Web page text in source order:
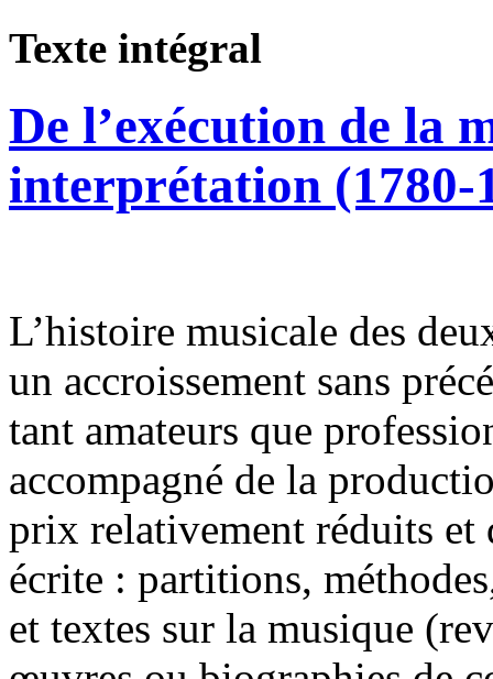
Texte intégral
De l’exécution de la
interprétation (1780-
L’histoire musicale des
un accroissement sans
tant amateurs que
accompagné de la
prix relativement réduits et
écrite : partitions,
et textes sur la musique